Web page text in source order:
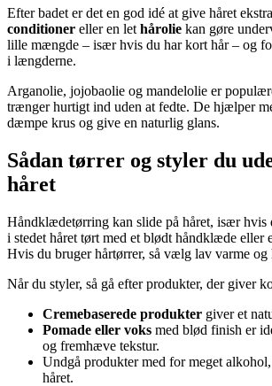
Efter badet er det en god idé at give håret
conditioner eller en let hårolie kan gøre
lille mængde – især hvis du har kort hår – og
i længderne.
Arganolie, jojobaolie og mandelolie er
trænger hurtigt ind uden at fedte. De hjælper
dæmpe krus og give en naturlig glans.
Sådan tørrer og styler du
håret
Håndklædetørring kan slide på håret, især hvis
i stedet håret tørt med et blødt håndklæde eller
Hvis du bruger hårtørrer, så vælg lav varme og
Når du styler, så gå efter produkter, der giver
Cremebaserede produkter giver et
Pomade eller voks med blød finish er
og fremhæve tekstur.
Undgå produkter med for meget
håret.